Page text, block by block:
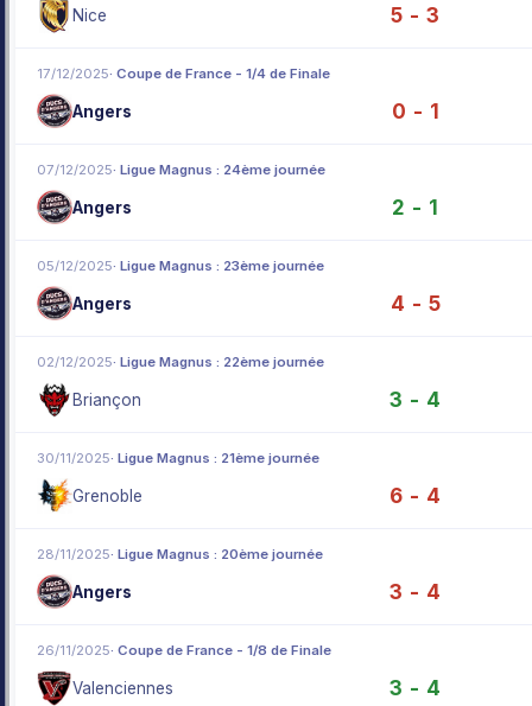
Nice 5 - 3
17/12/2025· Coupe de France - 1/4 de Finale
Angers 0 - 1
07/12/2025· Ligue Magnus : 24ème journée
Angers 2 - 1
05/12/2025· Ligue Magnus : 23ème journée
Angers 4 - 5
02/12/2025· Ligue Magnus : 22ème journée
Briançon 3 - 4
30/11/2025· Ligue Magnus : 21ème journée
Grenoble 6 - 4
28/11/2025· Ligue Magnus : 20ème journée
Angers 3 - 4
26/11/2025· Coupe de France - 1/8 de Finale
Valenciennes 3 - 4